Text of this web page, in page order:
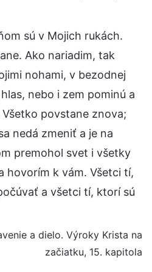
sú v Mojich rukách.
Ako nariadim, tak
nohami, v bezodnej
nebo i zem pominú a
povstane znova;
nedá zmeniť a je na
premohol svet i všetky
hovorím k vám. Všetci tí,
a všetci tí, ktorí sú
a dielo. Výroky Krista na
začiatku, 15. kapitola